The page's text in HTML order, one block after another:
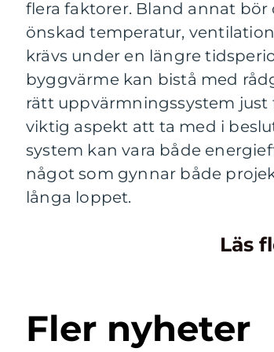
flera faktorer. Bland annat
önskad temperatur,
krävs under en längre
byggvärme kan bistå med
rätt uppvärmningssystem just
viktig aspekt att ta med i
system kan vara både
något som gynnar både
långa loppet.
Läs
Fler nyheter